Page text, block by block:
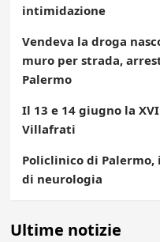
intimidazione
Vendeva la droga
muro per strada,
Palermo
Il 13 e 14 giugno la
Villafrati
Policlinico di
di neurologia
Ultime notizie